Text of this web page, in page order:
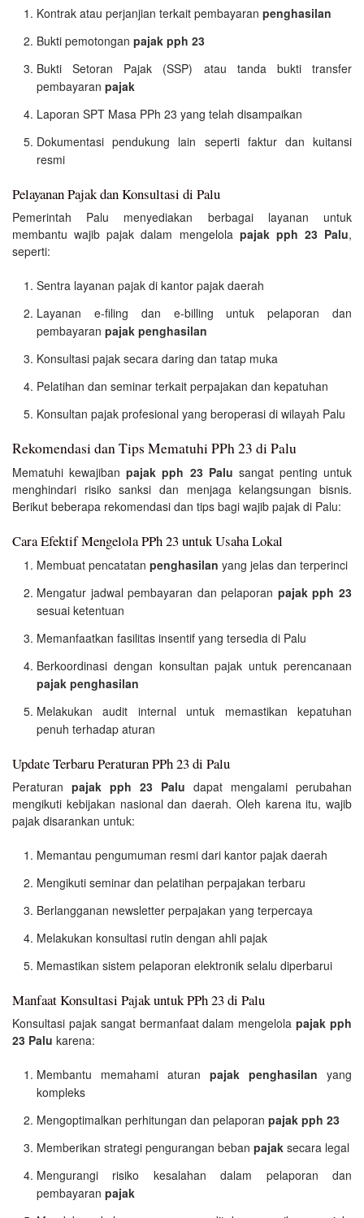
Kontrak atau perjanjian terkait pembayaran penghasilan
Bukti pemotongan pajak pph 23
Bukti Setoran Pajak (SSP) atau tanda bukti transfer
pembayaran pajak
Laporan SPT Masa PPh 23 yang telah disampaikan
Dokumentasi pendukung lain seperti faktur dan kuitansi
resmi
Pelayanan Pajak dan Konsultasi di Palu
Pemerintah Palu menyediakan berbagai layanan untuk
membantu wajib pajak dalam mengelola pajak pph 23 Palu,
seperti:
Sentra layanan pajak di kantor pajak daerah
Layanan e-filing dan e-billing untuk pelaporan dan
pembayaran pajak penghasilan
Konsultasi pajak secara daring dan tatap muka
Pelatihan dan seminar terkait perpajakan dan kepatuhan
Konsultan pajak profesional yang beroperasi di wilayah Palu
Rekomendasi dan Tips Mematuhi PPh 23 di Palu
Mematuhi kewajibanpajak pph 23 Palu sangat penting untuk
menghindari risiko sanksi dan menjaga kelangsungan bisnis.
Berikut beberapa rekomendasi dan tips bagi wajib pajak di Palu:
Cara Efektif Mengelola PPh 23 untuk Usaha Lokal
Membuat pencatatan penghasilan yang jelas dan terperinci
Mengatur jadwal pembayaran dan pelaporan pajak pph 23
sesuai ketentuan
Memanfaatkan fasilitas insentif yang tersedia di Palu
Berkoordinasi dengan konsultan pajak untuk perencanaan
pajak penghasilan
Melakukan audit internal untuk memastikan kepatuhan
penuh terhadap aturan
Update Terbaru Peraturan PPh 23 di Palu
Peraturan pajak pph 23 Palu dapat mengalami perubahan
mengikuti kebijakan nasional dan daerah. Oleh karena itu, wajib
pajak disarankan untuk:
Memantau pengumuman resmi dari kantor pajak daerah
Mengikuti seminar dan pelatihan perpajakan terbaru
Berlangganan newsletter perpajakan yang terpercaya
Melakukan konsultasi rutin dengan ahli pajak
Memastikan sistem pelaporan elektronik selalu diperbarui
Manfaat Konsultasi Pajak untuk PPh 23 di Palu
Konsultasi pajak sangat bermanfaat dalam mengelolapajak pph
23 Palu karena:
Membantu memahami aturan pajak penghasilan yang
kompleks
Mengoptimalkan perhitungan dan pelaporan pajak pph 23
Memberikan strategi pengurangan beban pajak secara legal
Mengurangi risiko kesalahan dalam pelaporan dan
pembayaran pajak